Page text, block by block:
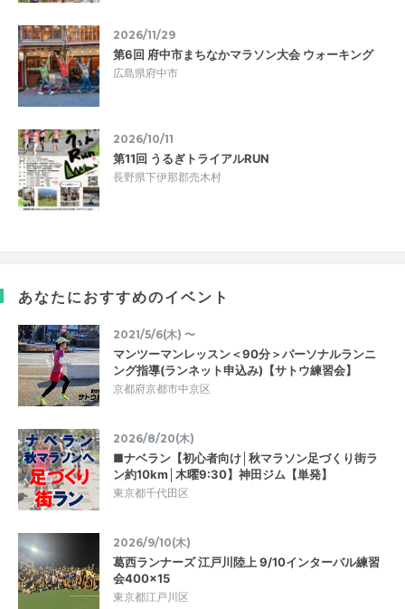
2026/11/29
第6回 府中市まちなかマラソン大会 ウォーキング
広島県府中市
2026/10/11
第11回 うるぎトライアルRUN
長野県下伊那郡売木村
あなたにおすすめのイベント
2021/5/6(木) 〜
マンツーマンレッスン＜90分＞パーソナルランニ
ング指導(ランネット申込み)【サトウ練習会】
京都府京都市中京区
2026/8/20(木)
■ナベラン【初心者向け│秋マラソン足づくり街ラ
ン約10km│木曜9:30】神田ジム【単発】
東京都千代田区
2026/9/10(木)
葛西ランナーズ 江戸川陸上 9/10インターバル練習
会400×15
東京都江戸川区